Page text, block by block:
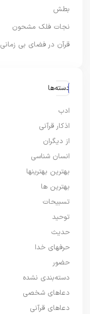
بطش
نجات فلک مشحون
قرآن در فضای بی زمانی
دسته‌ها
ادب
اذکار قرآنی
از دیگران
انسان شناسی
بهترین بهترینها
بهترین ها
تسبیحات
توحید
حدیث
حرفهای خدا
حضور
دسته‌بندی نشده
دعاهای شخصی
دعاهای قرآنی